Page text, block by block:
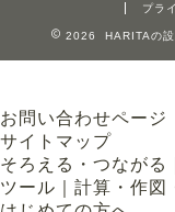
プラ
2026 HARITAの設
お問い合わせページ
サイトマップ
そろえる・つながる
ツール｜計算・作図